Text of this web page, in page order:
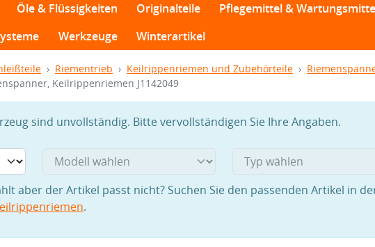
Öle & Flüssigkeiten Originalteile Pflegemittel &
Werkzeuge Winterartikel
Riementrieb Keilrippenriemen und Zubehörteile
Keilrippenriemen J1142049
sind unvollständig. Bitte vervollständigen Sie Ihre Angaben.
aber der Artikel passt nicht? Suchen Sie den passenden Artikel in
.